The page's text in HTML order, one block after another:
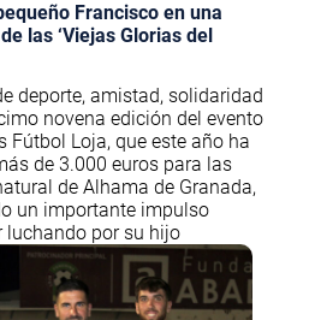
Francisco en una
las ‘Viejas Glorias del
deporte, amistad, solidaridad
novena edición del evento
Fútbol Loja, que este año ha
de 3.000 euros para las
de Alhama de Granada,
un importante impulso
luchando por su hijo